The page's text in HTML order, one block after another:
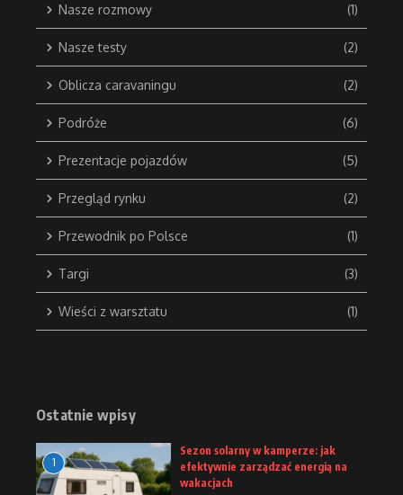
Nasze rozmowy (1)
Nasze testy (2)
Oblicza caravaningu (2)
Podróże (6)
Prezentacje pojazdów (5)
Przegląd rynku (2)
Przewodnik po Polsce (1)
Targi (3)
Wieści z warsztatu (1)
Ostatnie wpisy
1
Sezon solarny w kamperze: jak
efektywnie zarządzać energią na
wakacjach